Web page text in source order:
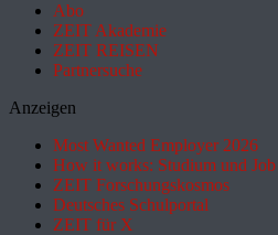
Abo
ZEIT Akademie
ZEIT REISEN
Partnersuche
Anzeigen
Most Wanted Employer 2026
How it works: Studium und Job
ZEIT Forschungskosmos
Deutsches Schulportal
ZEIT für X